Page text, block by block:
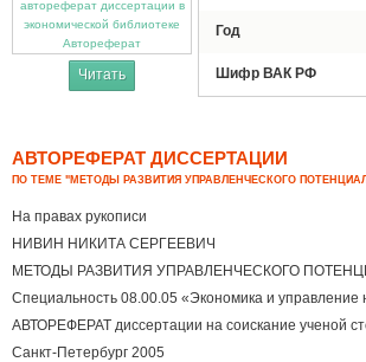
Автореферат
Читать
Год
Шифр ВАК РФ
АВТОРЕФЕРАТ ДИССЕРТАЦИИ
ПО ТЕМЕ "МЕТОДЫ РАЗВИТИЯ УПРАВЛЕНЧЕСКОГО
На правах рукописи
НИВИН НИКИТА СЕРГЕЕВИЧ
МЕТОДЫ РАЗВИТИЯ УПРАВЛЕНЧЕСКОГО
Специальность 08.00.05 «Экономика и
АВТОРЕФЕРАТ диссертации на соискание ученой
Санкт-Петербург 2005